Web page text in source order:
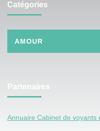
Catégories
AMOUR
Partenaires
Annuaire Cabinet de voyants